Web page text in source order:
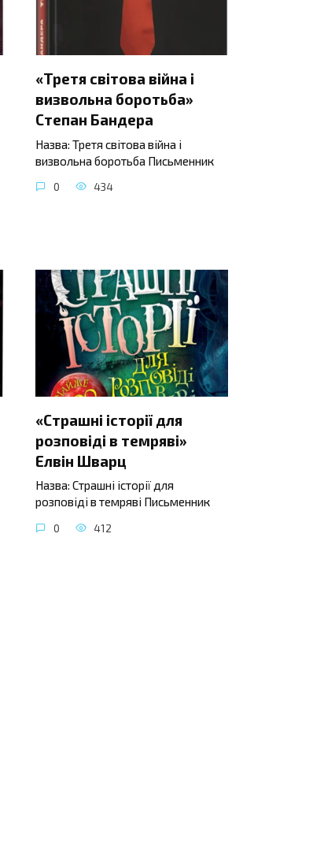
«Третя світова війна і
визвольна боротьба»
Степан Бандера
Назва: Третя світова війна і
визвольна боротьба Письменник
0 434
«Страшні історії для
розповіді в темряві»
Елвін Шварц
Назва: Страшні історії для
розповіді в темряві Письменник
0 412